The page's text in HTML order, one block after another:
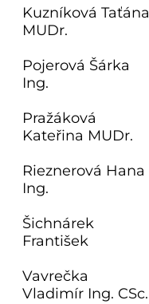
Kuzníková Taťána
MUDr.
Pojerová Šárka
Ing.
Pražáková
Kateřina MUDr.
Rieznerová Hana
Ing.
Šichnárek
František
Vavrečka
Vladimír Ing. CSc.